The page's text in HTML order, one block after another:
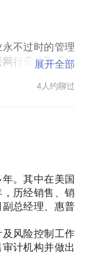
实践的宝贵经
不过时的管理
行业的飞速发
依然日久弥新，
认知，认为企
，会混淆二者
的南辕北辙状
造成经理人对
成了战略。
-【惠普企业战
展开全部
4人约聊过
。其中在美国
历经销售、销
总经理、惠普
风险控制工作
计机构并做出